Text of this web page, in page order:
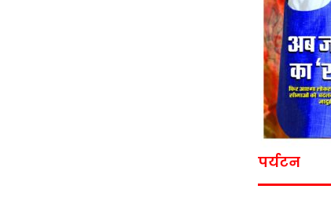
पर्यटन